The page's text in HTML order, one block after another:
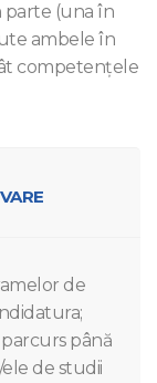
parte (una în
ambele în
competenţele
de
până
de studii